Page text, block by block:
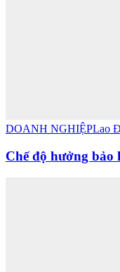
DOANH NGHIỆPLao
Chế độ hưởng bảo